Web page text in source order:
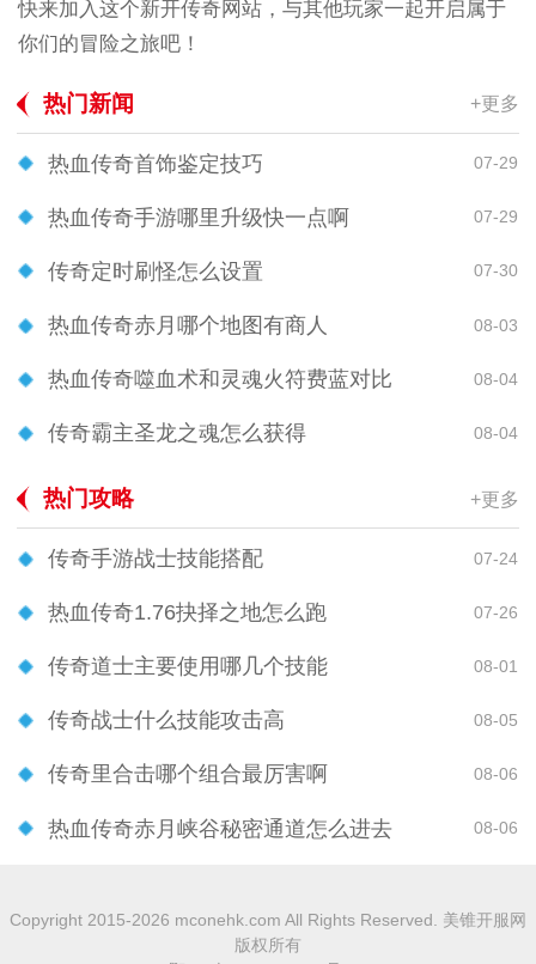
快来加入这个新开传奇网站，与其他玩家一起开启属于
你们的冒险之旅吧！
热门新闻 +更多
热血传奇首饰鉴定技巧 07-29
热血传奇手游哪里升级快一点啊 07-29
传奇定时刷怪怎么设置 07-30
热血传奇赤月哪个地图有商人 08-03
热血传奇噬血术和灵魂火符费蓝对比 08-04
传奇霸主圣龙之魂怎么获得 08-04
热门攻略 +更多
传奇手游战士技能搭配 07-24
热血传奇1.76抉择之地怎么跑 07-26
传奇道士主要使用哪几个技能 08-01
传奇战士什么技能攻击高 08-05
传奇里合击哪个组合最厉害啊 08-06
热血传奇赤月峡谷秘密通道怎么进去 08-06
Copyright 2015-2026 mconehk.com All Rights Reserved. 美锥开服网
版权所有